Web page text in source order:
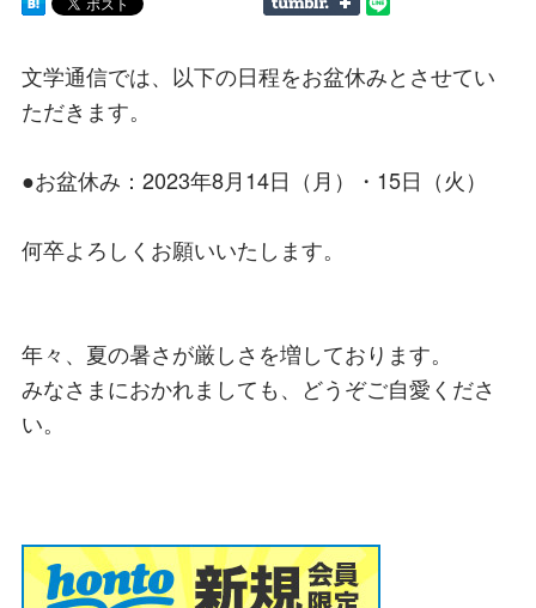
文学通信では、以下の日程をお盆休みとさせてい
ただきます。
●お盆休み：2023年8月14日（月）・15日（火）
何卒よろしくお願いいたします。
年々、夏の暑さが厳しさを増しております。
みなさまにおかれましても、どうぞご自愛くださ
い。